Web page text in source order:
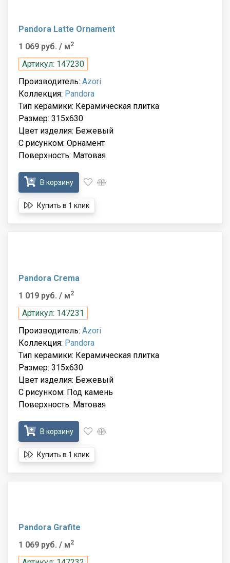
Pandora Latte Ornament
1 069 руб. / м2
Артикул: 147230
Производитель: Azori
Коллекция: Pandora
Тип керамики: Керамическая плитка
Размер: 315x630
Цвет изделия: Бежевый
С рисунком: Орнамент
Поверхность: Матовая
В корзину
Купить в 1 клик
Pandora Crema
1 019 руб. / м2
Артикул: 147231
Производитель: Azori
Коллекция: Pandora
Тип керамики: Керамическая плитка
Размер: 315x630
Цвет изделия: Бежевый
С рисунком: Под камень
Поверхность: Матовая
В корзину
Купить в 1 клик
Pandora Grafite
1 069 руб. / м2